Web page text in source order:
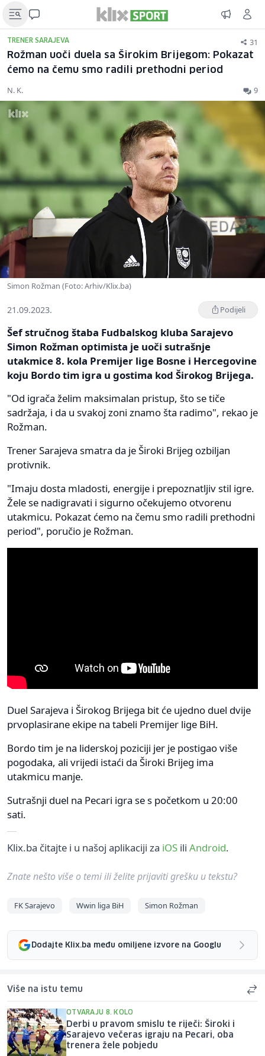
TRENER SARAJEVA 31
Rožman uoči duela sa Širokim Brijegom: Pokazat
ćemo na čemu smo radili prethodni period
N. K. 9
Simon Rožman (Foto: Arhiv/Klix.ba)
21.09.2023. Podijeli
Šef stručnog štaba Fudbalskog kluba Sarajevo
Simon Rožman optimista je uoči sutrašnje
utakmice 8. kola Premijer lige Bosne i Hercegovine
koju Bordo tim igra u gostima kod Širokog Brijega.
"Od igrača želim maksimalan pristup, što se tiče
sadržaja, i da u svakoj zoni znamo šta radimo", rekao je
Rožman.
Trener Sarajeva smatra da je Široki Brijeg ozbiljan
protivnik.
"Imaju dosta mladosti, energije i prepoznatljiv stil igre.
Žele se nadigravati i sigurno očekujemo otvorenu
utakmicu. Pokazat ćemo na čemu smo radili prethodni
period", poručio je Rožman.
Duel Sarajeva i Širokog Brijega bit će ujedno duel dvije
prvoplasirane ekipe na tabeli Premijer lige BiH.
Bordo tim je na liderskoj poziciji jer je postigao više
pogodaka, ali vrijedi istaći da Široki Brijeg ima
utakmicu manje.
Sutrašnji duel na Pecari igra se s početkom u 20:00
sati.
Klix.ba čitajte i u našoj aplikaciji za iOS ili Android.
Znate nešto više o temi ili želite prijaviti grešku u tekstu?
FK Sarajevo Wwin liga BiH Simon Rožman
Dodajte Klix.ba među omiljene izvore na Googlu
Više na istu temu
OTVARAJU 8. KOLO
Derbi u pravom smislu te riječi: Široki i
Sarajevo večeras igraju na Pecari, oba
trenera žele pobjedu